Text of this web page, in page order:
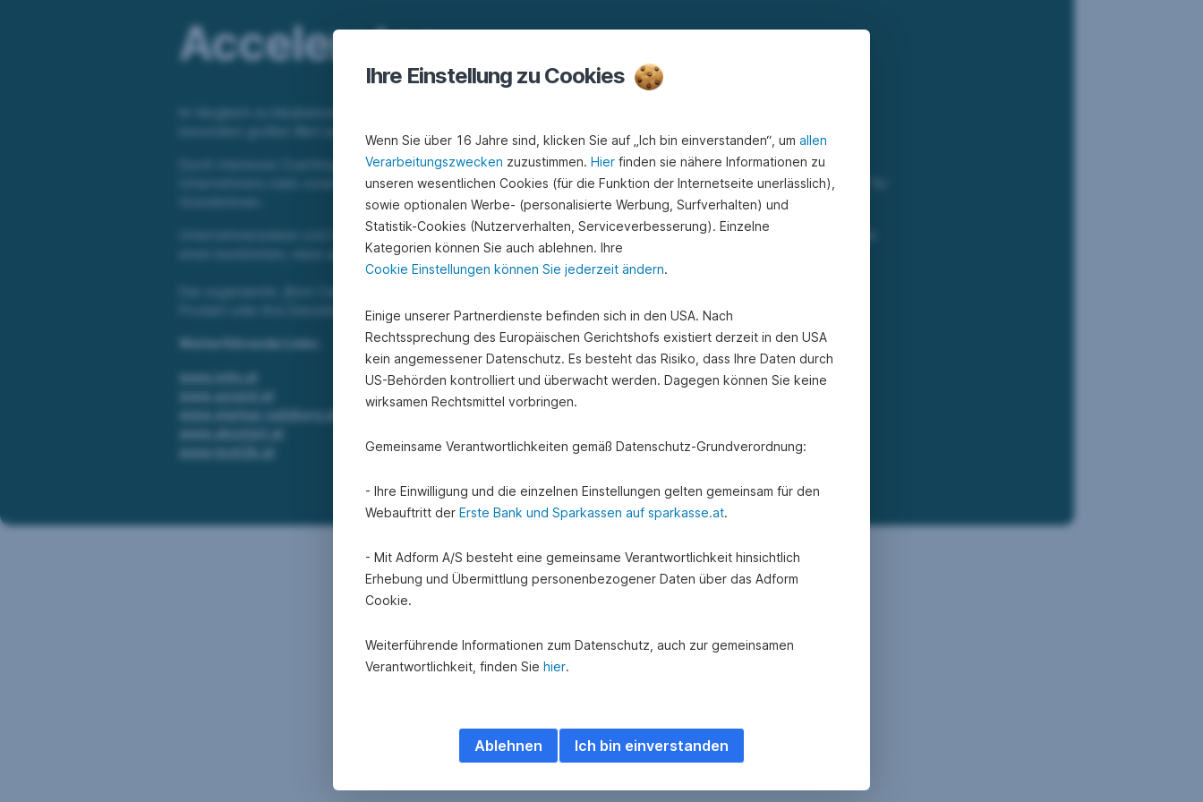
Accelerator
Durch intensives Coaching und Know-How kann der Wachstumsprozess bereits in der Frühphase eines jungen
Unternehmens stark vorangetrieben werden. Der Aufbau eines Accelerator-Programms erinnert an ein „Boot Camp“ für
Unternehmensideen und Geschäftsmodelle, die jeweils von externen Teams stammen, werden von Spezialisten über
einen bestimmten, meist auf wenige Monate beschränkten Zeitraum betreut.
Produkt oder ihre Dienstleistung vor potenziellen Investoren zu präsentieren.
Weiterführende Links:
www.inits.at
www.accent.at
www.startup-salzburg.at
www.akostart.at
www.tech2b.at
Ihre Einstellung zu Cookies
Wenn Sie über 16 Jahre sind, klicken Sie auf „Ich bin einverstanden“, um allen
Verarbeitungszwecken zuzustimmen. Hier finden sie nähere Informationen zu
unseren wesentlichen Cookies (für die Funktion der Internetseite unerlässlich),
sowie optionalen Werbe- (personalisierte Werbung, Surfverhalten) und
Statistik-Cookies (Nutzerverhalten, Serviceverbesserung). Einzelne
Kategorien können Sie auch ablehnen. Ihre
Cookie Einstellungen können Sie jederzeit ändern.
Einige unserer Partnerdienste befinden sich in den USA. Nach
Rechtssprechung des Europäischen Gerichtshofs existiert derzeit in den USA
kein angemessener Datenschutz. Es besteht das Risiko, dass Ihre Daten durch
US-Behörden kontrolliert und überwacht werden. Dagegen können Sie keine
wirksamen Rechtsmittel vorbringen.
Gemeinsame Verantwortlichkeiten gemäß Datenschutz-Grundverordnung:
- Ihre Einwilligung und die einzelnen Einstellungen gelten gemeinsam für den
Webauftritt der Erste Bank und Sparkassen auf sparkasse.at.
- Mit Adform A/S besteht eine gemeinsame Verantwortlichkeit hinsichtlich
Erhebung und Übermittlung personenbezogener Daten über das Adform
Cookie.
Weiterführende Informationen zum Datenschutz, auch zur gemeinsamen
Verantwortlichkeit, finden Sie hier.
Ich bin einverstanden
Ablehnen